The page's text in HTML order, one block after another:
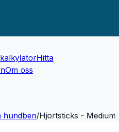
Hitta
Om oss
hundben/Hjortsticks - Medium